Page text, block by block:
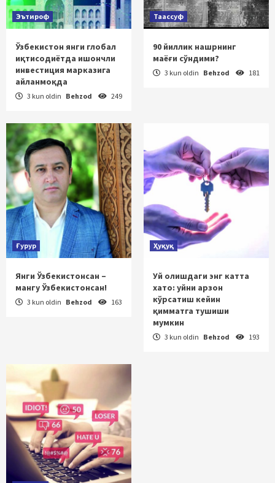
Эътироф
Ўзбекистон янги глобал
иқтисодиётда ишончли
инвестиция марказига
айланмоқда
3 kun oldin Behzod 249
Таассуф
90 йиллик нашрнинг
маёғи сўндими?
3 kun oldin Behzod 181
Ғурур
Янги Ўзбекистонсан –
мангу Ўзбекистонсан!
3 kun oldin Behzod 163
Ҳуқуқ
Уй олишдаги энг катта
хато: уйни арзон
кўрсатиш кейин
қимматга тушиши
мумкин
3 kun oldin Behzod 193